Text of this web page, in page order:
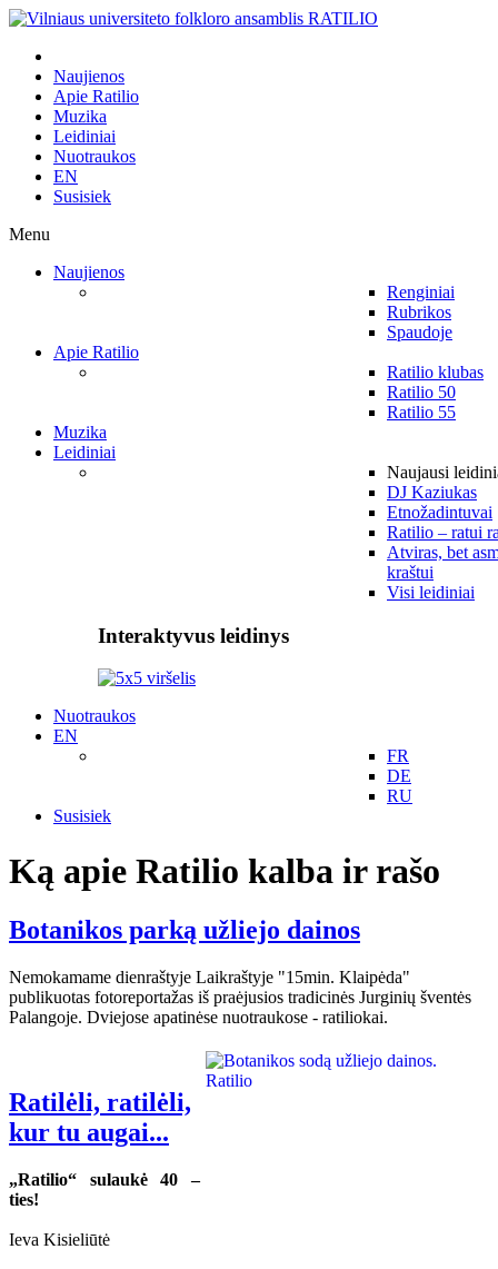
Naujienos
Apie Ratilio
Muzika
Leidiniai
Nuotraukos
EN
Susisiek
Menu
Naujienos
Renginiai
Rubrikos
Spaudoje
Apie Ratilio
Ratilio klubas
Ratilio 50
Ratilio 55
Muzika
Leidiniai
Naujausi
DJ Kaziukas
Etnožadintuvai
Ratilio – ratui
Atviras, bet
kraštui
Visi leidiniai
Interaktyvus leidinys
Nuotraukos
EN
FR
DE
RU
Susisiek
Ką apie Ratilio kalba ir rašo
Botanikos parką užliejo dainos
Nemokamame dienraštyje Laikraštyje "15min. Klaipėda"
publikuotas fotoreportažas iš praėjusios tradicinės Jurginių šventės
Palangoje. Dviejose apatinėse nuotraukose - ratiliokai.
Ratilėli, ratilėli,
kur tu augai...
„Ratilio“ sulaukė 40 –
ties!
Ieva Kisieliūtė